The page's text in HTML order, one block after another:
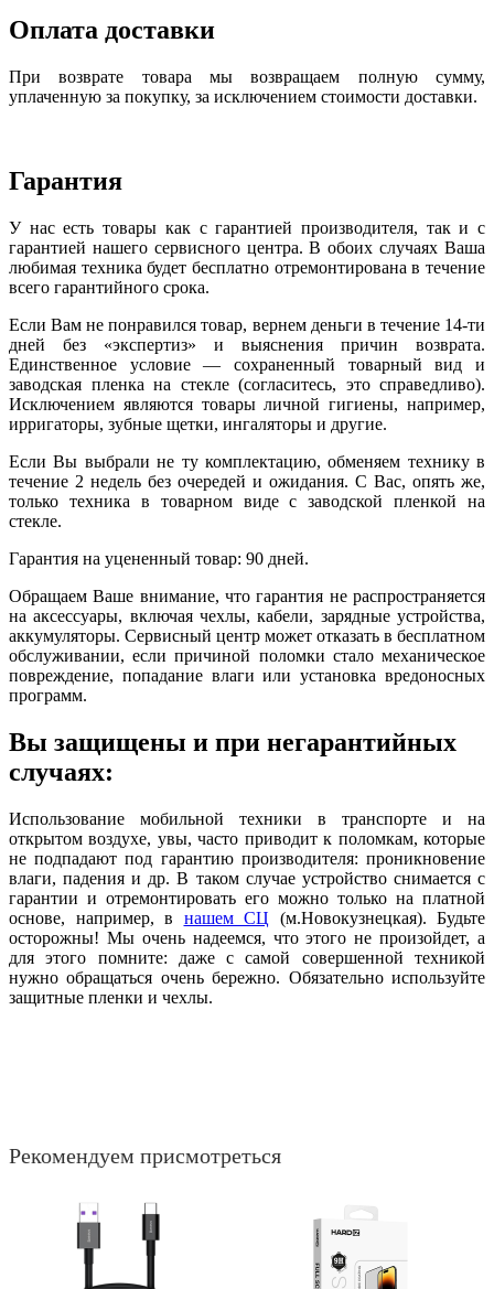
Оплата доставки
При возврате товара мы возвращаем полную сумму,
уплаченную за покупку, за исключением стоимости доставки.
Гарантия
У нас есть товары как с гарантией производителя, так и с
гарантией нашего сервисного центра. В обоих случаях Ваша
любимая техника будет бесплатно отремонтирована в течение
всего гарантийного срока.
Если Вам не понравился товар, вернем деньги в течение 14-ти
дней без «экспертиз» и выяснения причин возврата.
Единственное условие — сохраненный товарный вид и
заводская пленка на стекле (согласитесь, это справедливо).
Исключением являются товары личной гигиены, например,
ирригаторы, зубные щетки, ингаляторы и другие.
Если Вы выбрали не ту комплектацию, обменяем технику в
течение 2 недель без очередей и ожидания. С Вас, опять же,
только техника в товарном виде с заводской пленкой на
стекле.
Гарантия на уцененный товар: 90 дней.
Обращаем Ваше внимание, что гарантия не распространяется
на аксессуары, включая чехлы, кабели, зарядные устройства,
аккумуляторы. Сервисный центр может отказать в бесплатном
обслуживании, если причиной поломки стало механическое
повреждение, попадание влаги или установка вредоносных
программ.
Вы защищены и при негарантийных
случаях:
Использование мобильной техники в транспорте и на
открытом воздухе, увы, часто приводит к поломкам, которые
не подпадают под гарантию производителя: проникновение
влаги, падения и др. В таком случае устройство снимается с
гарантии и отремонтировать его можно только на платной
основе, например, в нашем СЦ (м.Новокузнецкая). Будьте
осторожны! Мы очень надеемся, что этого не произойдет, а
для этого помните: даже с самой совершенной техникой
нужно обращаться очень бережно. Обязательно используйте
защитные пленки и чехлы.
Рекомендуем присмотреться